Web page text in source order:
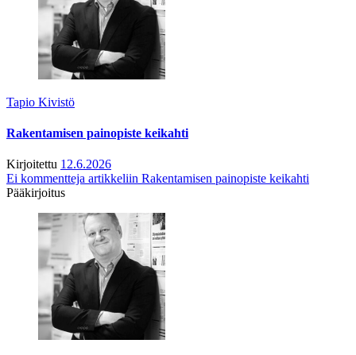
Tapio Kivistö
Rakentamisen painopiste keikahti
Kirjoitettu 12.6.2026
Ei kommentteja artikkeliin Rakentamisen painopiste keikahti
Pääkirjoitus